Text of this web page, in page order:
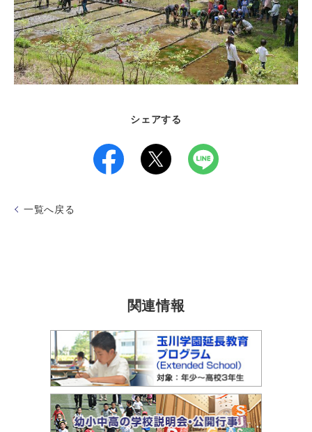
シェアする
一覧へ戻る
関連情報